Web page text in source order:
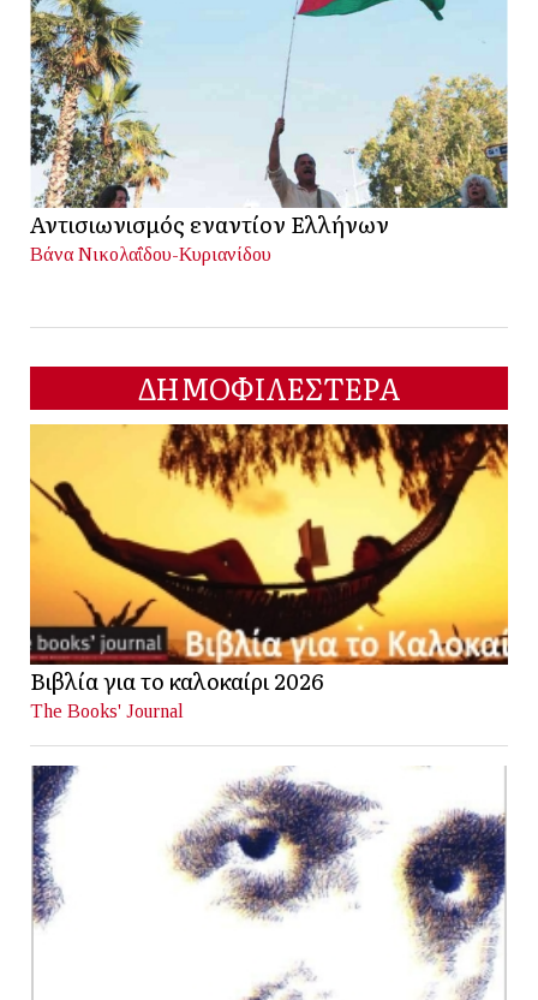
Αντισιωνισμός εναντίον Ελλήνων
Βάνα Νικολαΐδου-Κυριανίδου
ΔΗΜΟΦΙΛΕΣΤΕΡΑ
Βιβλία για το καλοκαίρι 2026
The Books' Journal